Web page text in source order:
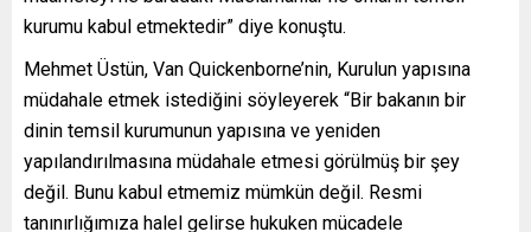
kurumu kabul etmektedir” diye konuştu.
Mehmet Üstün, Van Quickenborne’nin, Kurulun yapısına
müdahale etmek istediğini söyleyerek “Bir bakanın bir
dinin temsil kurumunun yapısına ve yeniden
yapılandırılmasına müdahale etmesi görülmüş bir şey
değil. Bunu kabul etmemiz mümkün değil. Resmi
tanınırlığımıza halel gelirse hukuken mücadele